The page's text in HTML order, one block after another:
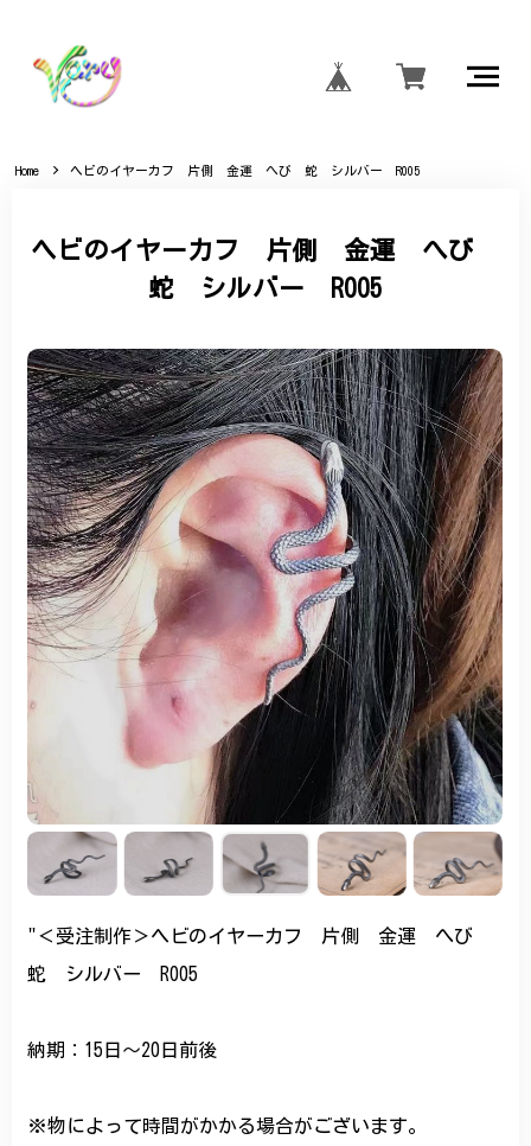
Home ヘビのイヤーカフ 片側 金運 へび 蛇 シルバー R005
ヘビのイヤーカフ 片側 金運 へび
蛇 シルバー R005
"＜受注制作＞ヘビのイヤーカフ 片側 金運 へび
蛇 シルバー R005
納期：15日～20日前後
※物によって時間がかかる場合がございます。